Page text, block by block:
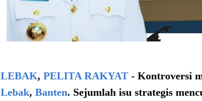
LEBAK, PELITA RAKYAT - Kontroversi
Lebak, Banten. Sejumlah isu strategis